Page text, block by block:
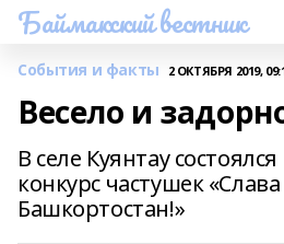
Баймакский вестник
События и факты 2 ОКТЯБРЯ 2019,
Весело и
В селе Куянтау
конкурс частушек
Башкортостан!»